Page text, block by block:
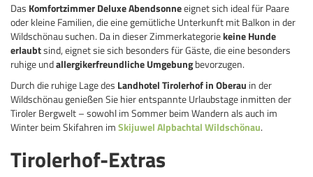
Das Komfortzimmer Deluxe Abendsonneeignet sich ideal für Paare
oder kleine Familien, die eine gemütliche Unterkunft mit Balkon in der
Wildschönau suchen. Da in dieser Zimmerkategoriekeine Hunde
erlaubtsind, eignet sie sich besonders für Gäste, die eine besonders
ruhige undallergikerfreundliche Umgebungbevorzugen.
Durch die ruhige Lage des Landhotel Tirolerhof in Oberau in der
Wildschönau genießen Sie hier entspannte Urlaubstage inmitten der
Tiroler Bergwelt – sowohl im Sommer beim Wandern als auch im
Winter beim Skifahren imSkijuwel Alpbachtal Wildschönau.
Tirolerhof-Extras